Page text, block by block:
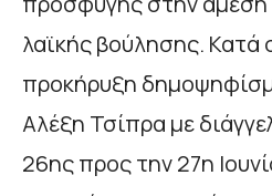
λαϊκής βούλησης. Κατά
προκήρυξη
Αλέξη Τσίπρα με
26ης προς την 27η